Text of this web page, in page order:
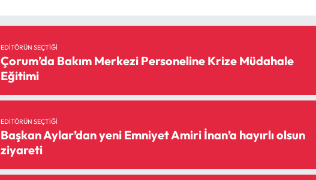
EDITÖRÜN SEÇTIĞI
Çorum’da Bakım Merkezi Personeline Krize Müdahale
Eğitimi
EDITÖRÜN SEÇTIĞI
Başkan Aylar’dan yeni Emniyet Amiri İnan’a hayırlı olsun
ziyareti